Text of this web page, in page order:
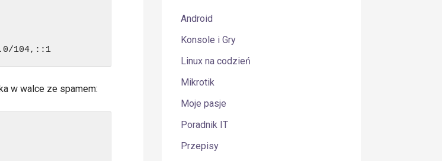
w walce ze spamem:
Android
Konsole i Gry
Linux na codzień
Mikrotik
Moje pasje
Poradnik IT
Przepisy